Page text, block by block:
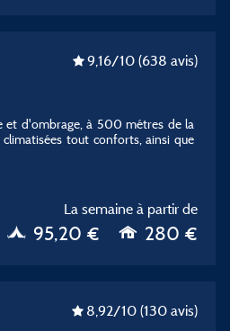
9,16/10 (638 avis)
et d'ombrage, à 500 métres de la
tout conforts, ainsi que
La semaine à partir de
95,20 € 280 €
8,92/10 (130 avis)